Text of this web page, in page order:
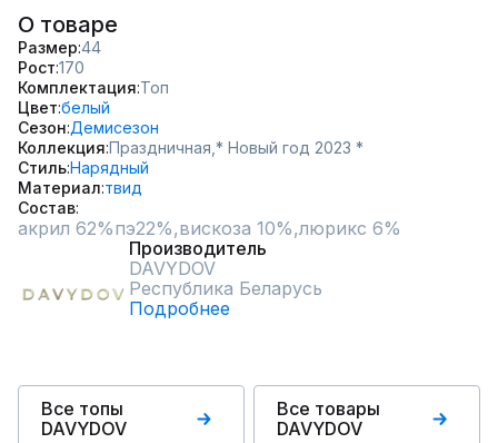
О товаре
Размер 44
Рост 170
Комплектация Топ
Цвет белый
Сезон Демисезон
Коллекция Праздничная, * Новый год 2023 *
СтильНарядный
Материал твид
Состав
акрил 62%пэ22%,вискоза 10%,люрикс 6%
Производитель
DAVYDOV
Республика Беларусь
Подробнее
Все топы
DAVYDOV
Все товары
DAVYDOV